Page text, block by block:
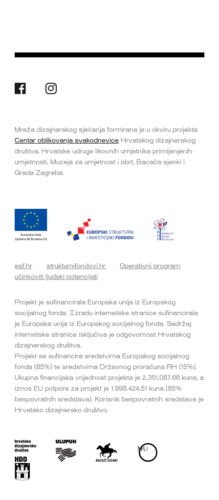
Mreža dizajnerskog sjećanja formirana je u okviru projekta
Centar oblikovanja svakodnevice Hrvatskog dizajnerskog
društva, Hrvatske udruge likovnih umjetnika primijenjenih
umjetnosti, Muzeja za umjetnost i obrt, Bacača sjenki i
Grada Zagreba.
esf.hr strukturnifondovi.hr
Operativni program
učinkoviti ljudski potencijali
Projekt je sufinancirala Europska unija iz Europskog
socijalnog fonda. Izradu internetske stranice sufinancirala
je Europska unija iz Europskog socijalnog fonda. Sadržaj
internetske stranice isključiva je odgovornost Hrvatskog
dizajnerskog društva.
Projekt se sufinancira sredstvima Europskog socijalnog
fonda (85%) te sredstvima Državnog proračuna RH (15%).
Ukupna financijska vrijednost projekta je 2,351,087.66 kuna, a
iznos EU potpore za projekt je 1.998.424,51 kuna (85%
bespovratnih sredstava). Korisnik bespovratnih sredstava je
Hrvatsko dizajnersko društvo.